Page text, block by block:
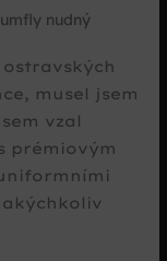
nudný
musel jsem
vzal
prémiovým